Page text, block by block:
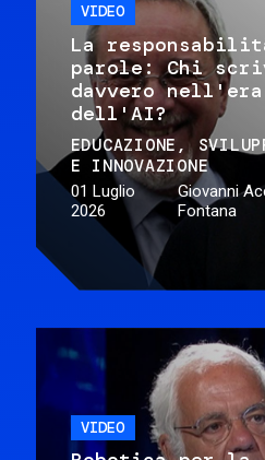
VIDEO
La
parole: Chi
davvero nell'era
dell'AI?
EDUCAZIONE
E INNOVAZIONE
01 Luglio
2026
Giovanni
Fontana
VIDEO